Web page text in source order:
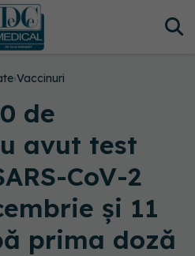
›Vaccinuri
de
avut test
CoV-2
și 11
prima doză